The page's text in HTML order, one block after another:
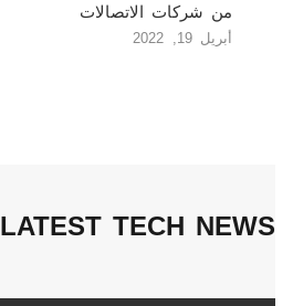
من شركات الاتصالات
أبريل 19, 2022
LATEST TECH NEWS